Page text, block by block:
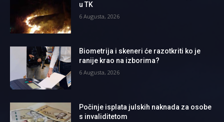
u TK
6 Augusta, 2026
Biometrija i skeneri će razotkriti ko je
ranije krao na izborima?
6 Augusta, 2026
Počinje isplata julskih naknada za osobe
s invaliditetom